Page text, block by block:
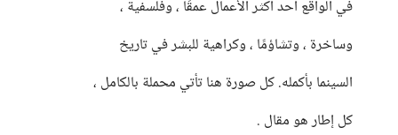
في الواقع أحد أكثر الأعمال عمقًا ، وفلسفية ،
وساخرة ، وتشاؤمًا ، وكراهية للبشر في تاريخ
السينما بأكمله. كل صورة هنا تأتي محملة بالكامل ،
كل إطار هو مقال .